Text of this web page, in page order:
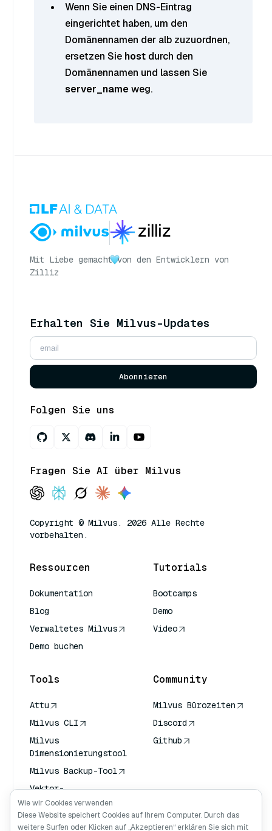
Wenn Sie einen DNS-Eintrag
eingerichtet haben, um den
Domänennamen der alb zuzuordnen,
ersetzen Sie host durch den
Domänennamen und lassen Sie
server_nameweg.
Mit Liebe gemacht von den Entwicklern von
Zilliz
Erhalten Sie Milvus-Updates
Abonnieren
Folgen Sie uns
Fragen Sie AI über Milvus
Copyright © Milvus. 2026 Alle Rechte
vorbehalten.
Ressourcen
Dokumentation
Blog
Verwaltetes Milvus
Demo buchen
Tutorials
Bootcamps
Demo
Video
Tools
Attu
Milvus CLI
Milvus
Dimensionierungstool
Milvus Backup-Tool
Vektor-
Transportdienst
(VTS)
Community
Milvus Bürozeiten
Discord
Github
Wie wir Cookies verwenden
Diese Website speichert Cookies auf Ihrem Computer. Durch das
weitere Surfen oder Klicken auf „Akzeptieren“ erklären Sie sich mit